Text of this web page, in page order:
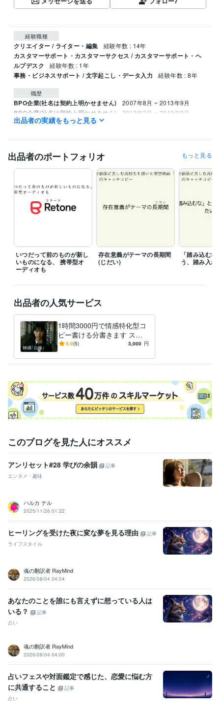
経験職種
クリエイター / ライター・編集 経験年数 : 14年
カスタマーサポート・カスタマーサクセス / カスタマーサポート・ヘ
ルプデスク
経験年数 : 1年
事務・ビジネスサポート / 文字起こし・データ入力 経験年数 : 8年
職歴
BPO企業(社名は契約上明かせません) 2007年8月 ~ 2013年9月
BPO企業(社名は契約上明かせません) 2012年3月 ~ 2013年9月
ランサーズ・クラウドワークス(2社それぞれによる仲介の形)
集客・採用サポート特化会社（社名は確認中)
2024年3月 ~ 2024年1
1月
スマートフォン向けアプリ運営(社名は契約上明かせません)
2月 ~ 2022年1月
2021年12月 ~ 2022年12月
ビジネス・クリエイティブツール
Google ドキュメント:5年 ChatGPT:1年Canva:2年
出品者の実績をもっと見る
出品者のポートフォリオ もっと見る
いつだって前のものが新し
いものになる、 携帯型オ
ーディオも
存在意義がテーマの長期間
(じだい)
「踏み込む
う、踏み入れ
出品者の人気サービス
1時間3000円で情感特化型コ
ピー書ける分書きます スロ
ーガンなどコピーに近いもの
5.0(5) 3,000 円
このブログを見た人にオススメ
アンリセット#28 学びの余韻
記事
エンタメ・趣味
ハルカ テル
2025/11/26 01:22
ヒーリングを受けた夜に変な夢を見る理由
記事
ライフスタイル
魂の翻訳者 RayMind
2026/08/04 04:04
あなたのことを誰にも言えずに想っている人は
いる？
記事
占い
魂の翻訳者 RayMind
2026/08/04 04:00
占いフェスや対面鑑定で感じた、恋愛に悩む方
に共通すること
記事
占い